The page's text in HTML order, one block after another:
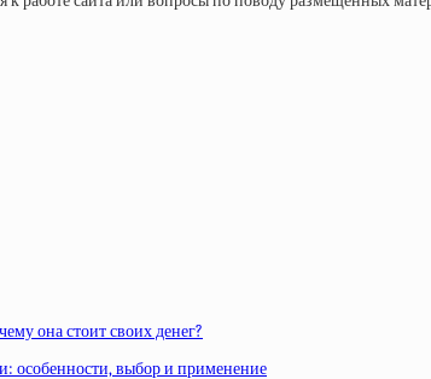
она стоит своих денег?
особенности, выбор и применение